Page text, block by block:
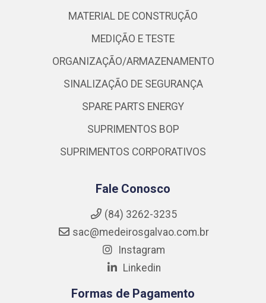
MATERIAL DE CONSTRUÇÃO
MEDIÇÃO E TESTE
ORGANIZAÇÃO/ARMAZENAMENTO
SINALIZAÇÃO DE SEGURANÇA
SPARE PARTS ENERGY
SUPRIMENTOS BOP
SUPRIMENTOS CORPORATIVOS
Fale Conosco
(84) 3262-3235
sac@medeirosgalvao.com.br
Instagram
Linkedin
Formas de Pagamento